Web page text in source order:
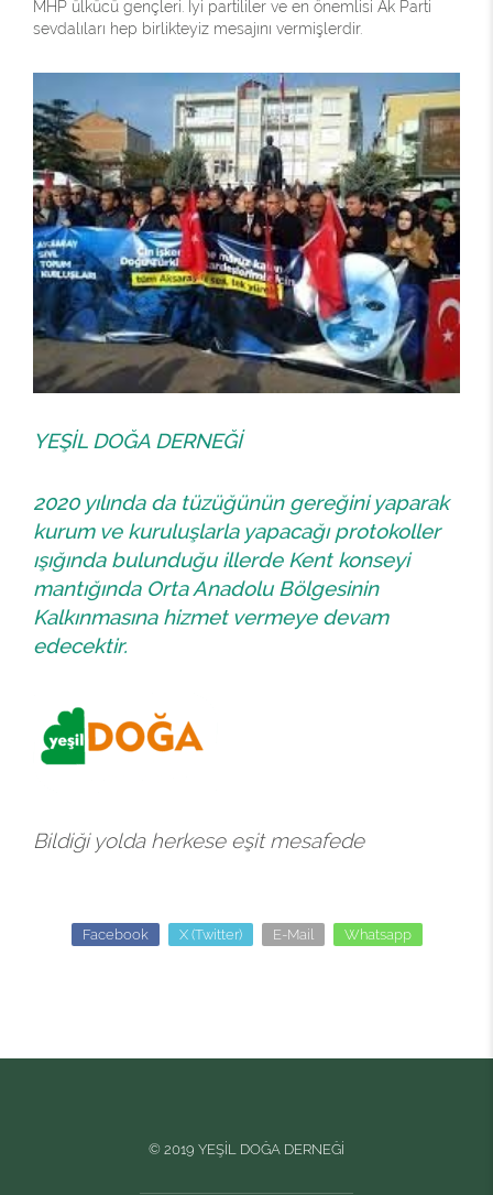
MHP ülkücü gençleri. İyi partililer ve en önemlisi Ak Parti
sevdalıları hep birlikteyiz mesajını vermişlerdir.
YEŞİL DOĞA DERNEĞİ
2020 yılında da tüzüğünün gereğini yaparak
kurum ve kuruluşlarla yapacağı protokoller
ışığında bulunduğu illerde Kent konseyi
mantığında Orta Anadolu Bölgesinin
Kalkınmasına hizmet vermeye devam
edecektir.
Bildiği yolda herkese eşit mesafede
Facebook X (Twitter) E-Mail Whatsapp
© 2019 YEŞİL DOĞA DERNEĞİ